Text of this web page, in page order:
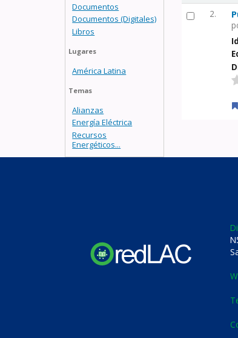
Documentos
Documentos (Digitales)
Libros
Lugares
América Latina
Temas
Alianzas
Energía Eléctrica
Recursos
Energéticos...
2.